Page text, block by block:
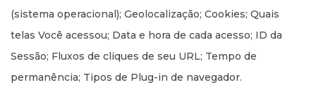
(sistema operacional); Geolocalização; Cookies; Quais
telas Você acessou; Data e hora de cada acesso; ID da
Sessão; Fluxos de cliques de seu URL; Tempo de
permanência; Tipos de Plug-in de navegador.